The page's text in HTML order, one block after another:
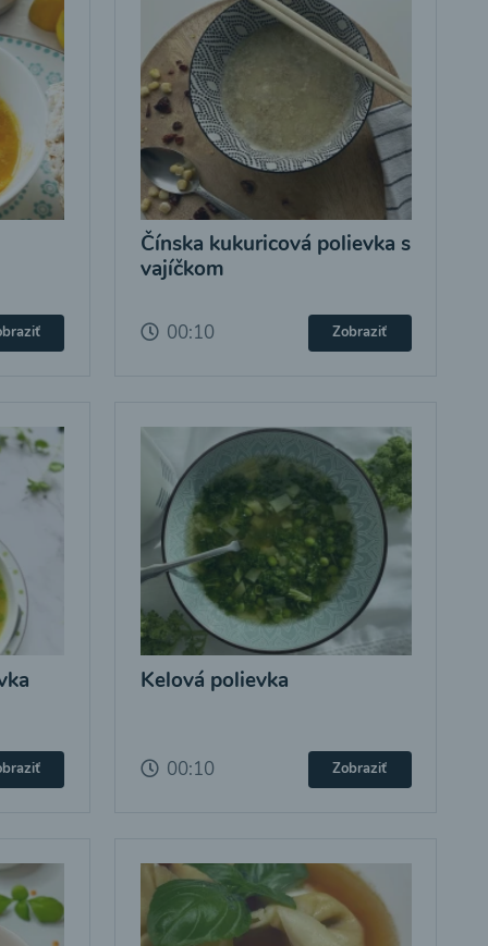
Čínska kukuricová polievka s
vajíčkom
00:10 Zobraziť
Kelová polievka
00:10 Zobraziť